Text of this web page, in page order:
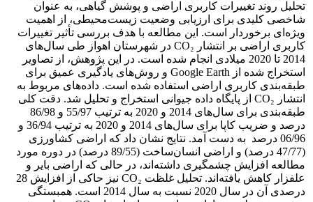
تحلیل روند تغییرات کاربری اراضی و پوشش گیاهی، به عنوان
شاخصی کلیدی برای ارزیابی وضعیت زیست‌محیطی، از اهمیت
ویژه‌ای برخوردار است. این مطالعه با هدف بررسی تأثیر تغییرات
کاربری اراضی بر انتشار CO₂ در شهرستان اهواز طی سال‌های
2014 تا 2020 میلادی انجام شده است. در این پژوهش، از تصاویر
استخراج شده از Google Earth و روش‌های یادگیری عمیق برای
طبقه‌بندی کاربری اراضی استفاده شده است. داده‌های مربوط به
انتشار CO₂ از پایگاه داده جیوانی استخراج و تحلیل شد. دقت کلی
طبقه‌بندی برای سال‌های 2014 و 2020 به ترتیب 55/97 و 86/98
درصد و ضریب کاپا برای سال‌های 2014 و 2020 به ترتیب 36/94 و
06/96 درصد به دست آمد. نتایج نشان داد که اراضی کشاورزی
(47/77 درصد) و اراضی انسان‌ساخت (89/55 درصد) در دوره مورد
مطالعه افزایش چشمگیری داشته‌اند، در حالی که اراضی بایر و
علفزار کاهش یافته‌اند. تحلیل غلظت CO₂ نیز حاکی از افزایش 28
درصدی آن در سال 2020 نسبت به سال 2014 است. همبستگی